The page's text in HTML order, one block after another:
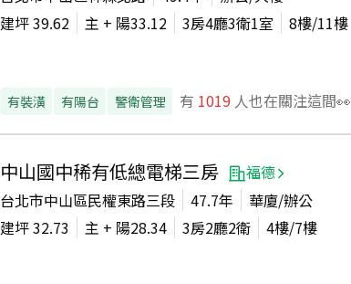
建坪39.62 主 + 陽33.12 3房4廳3衛1室 8樓/11樓
有裝潢 有陽台 警衛管理 有 1019 人也在關注這間👀
中山國中稀有低總電梯三房
福德
台北市中山區民權東路三段
47.7年
華廈/辦公
建坪32.73 主 + 陽28.34 3房2廳2衛 4樓/7樓